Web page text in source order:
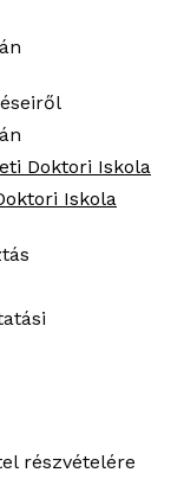
Doktori Iskola
Iskola
részvételére